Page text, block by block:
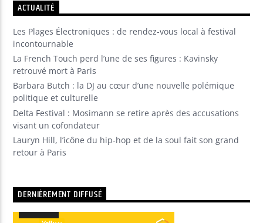
ACTUALITÉ
Les Plages Électroniques : de rendez-vous local à festival
incontournable
La French Touch perd l’une de ses figures : Kavinsky
retrouvé mort à Paris
Barbara Butch : la DJ au cœur d’une nouvelle polémique
politique et culturelle
Delta Festival : Mosimann se retire après des accusations
visant un cofondateur
Lauryn Hill, l’icône du hip-hop et de la soul fait son grand
retour à Paris
DERNIÈREMENT DIFFUSÉ